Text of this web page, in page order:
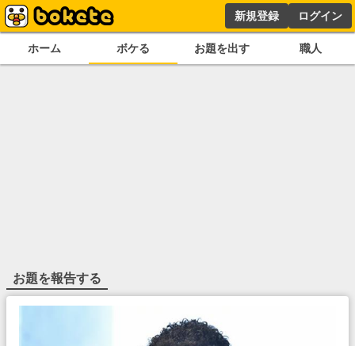
新規登録 ログイン
ホーム ボケる お題を出す 職人
お題を報告する